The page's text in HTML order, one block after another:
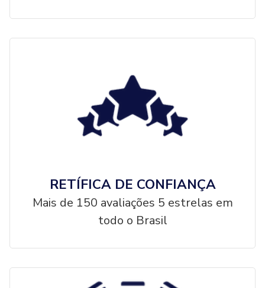
RETÍFICA DE CONFIANÇA
Mais de 150 avaliações 5 estrelas em
todo o Brasil